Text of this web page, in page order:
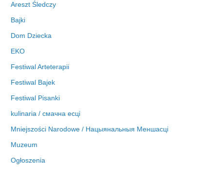
Areszt Śledczy
Bajki
Dom Dziecka
EKO
Festiwal Arteterapii
Festiwal Bajek
Festiwal Pisanki
kulinaria / смачна есці
Mniejszości Narodowe / Нацыянальныя Меншасці
Muzeum
Ogłoszenia